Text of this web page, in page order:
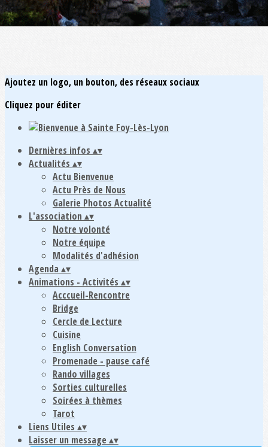
Ajoutez un logo, un bouton, des réseaux sociaux
Cliquez pour éditer
Dernières infos ▴▾
Actualités ▴▾
Actu Bienvenue
Actu Près de Nous
Galerie Photos Actualité
L'association ▴▾
Notre volonté
Notre équipe
Modalités d'adhésion
Agenda ▴▾
Animations - Activités ▴▾
Acccueil-Rencontre
Bridge
Cercle de Lecture
Cuisine
English Conversation
Promenade - pause café
Rando villages
Sorties culturelles
Soirées à thèmes
Tarot
Liens Utiles ▴▾
Laisser un message ▴▾